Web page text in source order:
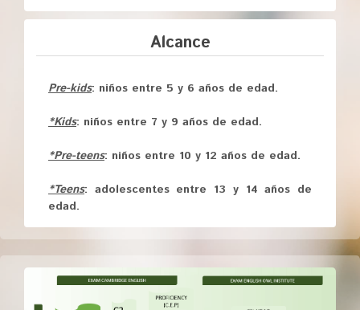
Alcance
Pre-kids: niños entre 5 y 6 años de edad.
*Kids: niños entre 7 y 9 años de edad.
*Pre-teens: niños entre 10 y 12 años de edad.
*Teens: adolescentes entre 13 y 14 años de
edad.